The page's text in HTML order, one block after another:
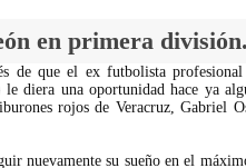
en primera división.
de que el ex futbolista
diera una oportunidad hace ya
rojos de Veracruz, Gabriel
nuevamente su sueño en el